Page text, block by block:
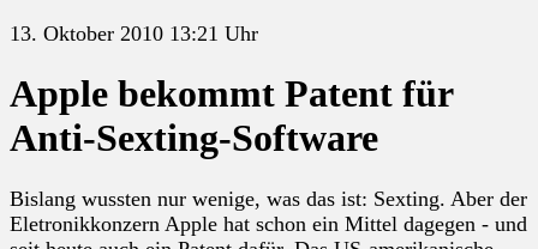
13. Oktober 2010 13:21 Uhr
Apple bekommt Patent für
Anti-Sexting-Software
Bislang wussten nur wenige, was das ist: Sexting. Aber der
Eletronikkonzern Apple hat schon ein Mittel dagegen - und